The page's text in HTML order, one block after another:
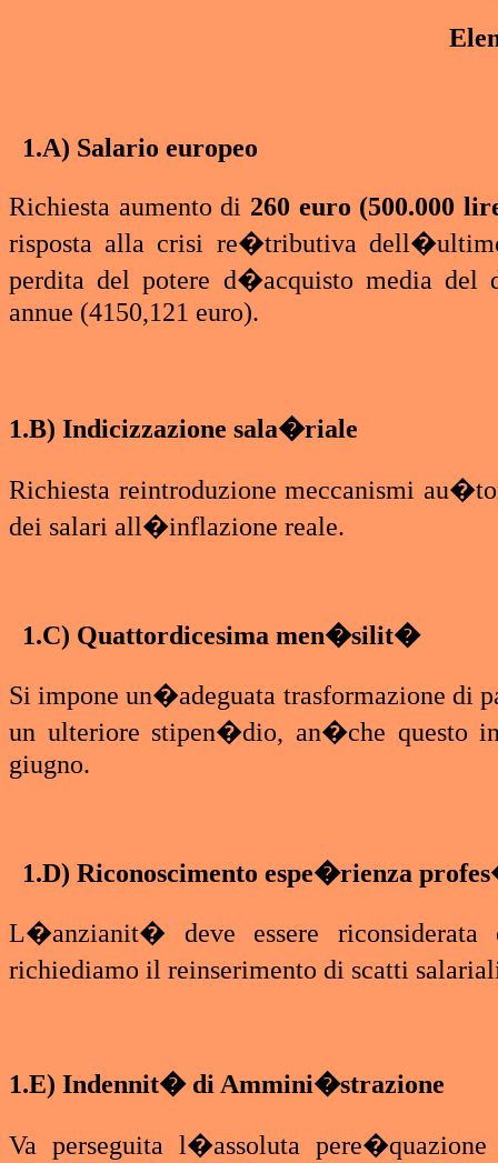
1.A) Salario europeo
Richiesta aumento di 260 euro (500.000
risposta alla crisi re�tributiva
perdita del potere d�acquisto media
annue (4150,121 euro).
1.B) Indicizzazione sala�riale
Richiesta reintroduzione meccanismi
dei salari all�inflazione reale.
1.C) Quattordicesima men�silit�
Si impone un�adeguata trasformazione di
un ulteriore stipen�dio, an�che questo
giugno.
1.D) Riconoscimento espe�rienza
L�anzianit� deve essere
richiediamo il reinserimento di scatti
1.E) Indennit� di Ammini�strazione
Va perseguita l�assoluta